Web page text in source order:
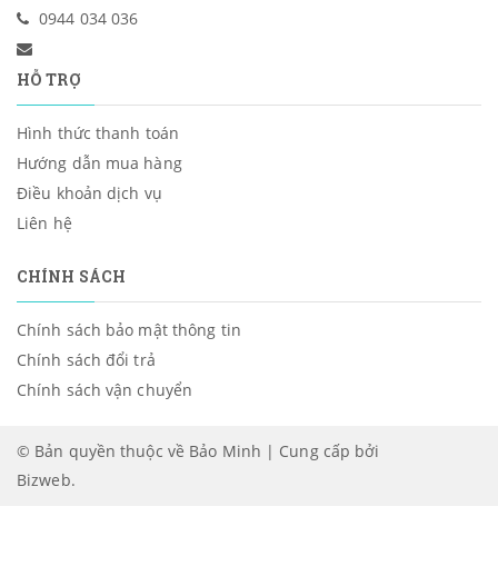
0944 034 036
HỖ TRỢ
Hình thức thanh toán
Hướng dẫn mua hàng
Điều khoản dịch vụ
Liên hệ
CHÍNH SÁCH
Chính sách bảo mật thông tin
Chính sách đổi trả
Chính sách vận chuyển
© Bản quyền thuộc về Bảo Minh | Cung cấp bởi
Bizweb.